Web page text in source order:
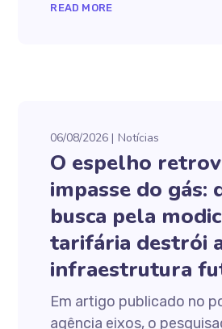
READ MORE
06/08/2026 Notícias
O espelho
impasse do gás:
busca pela
tarifária destrói
infraestrutura
Em artigo publicado no
agência eixos, o